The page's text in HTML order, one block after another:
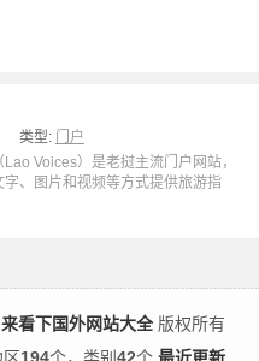
类型: 门户
Voices）是老挝主流门户网站，
字、图片和视频等方式提供旅游指
来看下国外网站大全版权所有